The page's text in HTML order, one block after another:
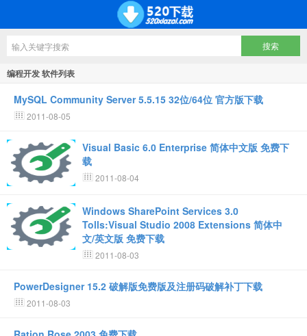
编程开发 软件列表
MySQL Community Server 5.5.15 32位/64位 官方版下载
2011-08-05
Visual Basic 6.0 Enterprise 简体中文版 免费下
载
2011-08-04
Windows SharePoint Services 3.0
Tolls:Visual Studio 2008 Extensions 简体中
文/英文版 免费下载
2011-08-03
PowerDesigner 15.2 破解版免费版及注册码破解补丁下载
2011-08-03